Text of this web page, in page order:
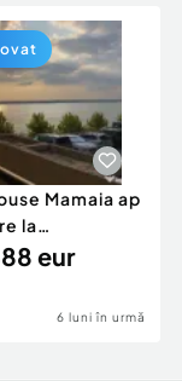
Mamaia ap
la
Mega
eur
6 luni în urmă